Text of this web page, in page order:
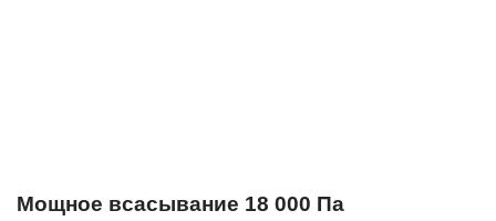
Мощное всасывание 18 000 Па